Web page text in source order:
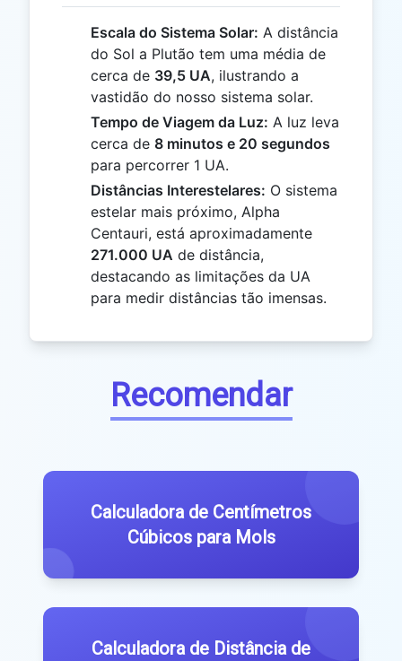
Escala do Sistema Solar: A distância
do Sol a Plutão tem uma média de
cerca de 39,5 UA, ilustrando a
vastidão do nosso sistema solar.
Tempo de Viagem da Luz: A luz leva
cerca de 8 minutos e 20 segundos
para percorrer 1 UA.
Distâncias Interestelares: O sistema
estelar mais próximo, Alpha
Centauri, está aproximadamente
271.000 UA de distância,
destacando as limitações da UA
para medir distâncias tão imensas.
Recomendar
Calculadora de Centímetros
Cúbicos para Mols
Calculadora de Distância de